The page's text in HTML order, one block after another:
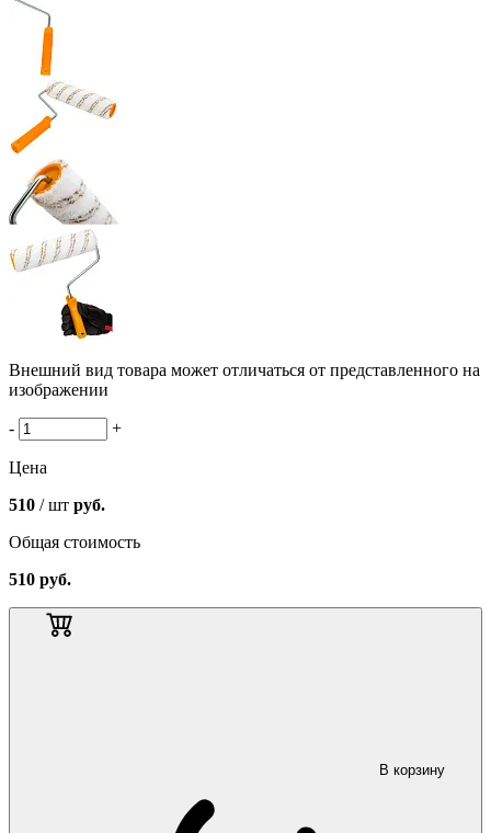
Внешний вид товара может отличаться от представленного на
изображении
- +
Цена
510 / шт руб.
Общая стоимость
510 руб.
В корзину